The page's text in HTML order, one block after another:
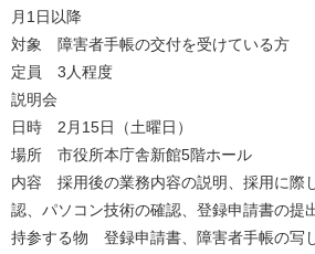
月1日以降
対象 障害者手帳の交付を受けている方
定員 3人程度
説明会
日時 2月15日（土曜日）
場所 市役所本庁舎新館5階ホール
内容 採用後の業務内容の説明、採用に際
認、パソコン技術の確認、登録申請書の提
持参する物 登録申請書、障害者手帳の